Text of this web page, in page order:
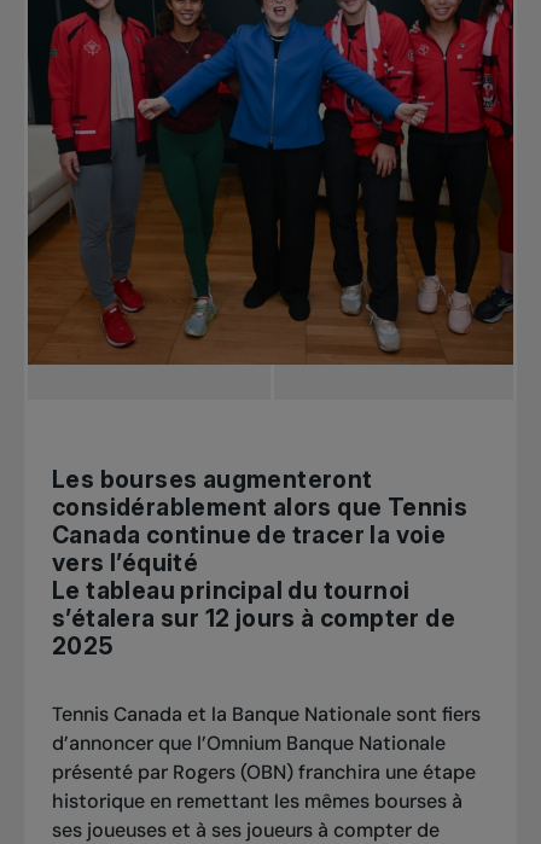
Les bourses augmenteront
considérablement alors que Tennis
Canada continue de tracer la voie
vers l’équité
Le tableau principal du tournoi
s’étalera sur 12 jours à compter de
2025
Tennis Canada et la Banque Nationale sont fiers
d’annoncer que l’Omnium Banque Nationale
présenté par Rogers (OBN) franchira une étape
historique en remettant les mêmes bourses à
ses joueuses et à ses joueurs à compter de